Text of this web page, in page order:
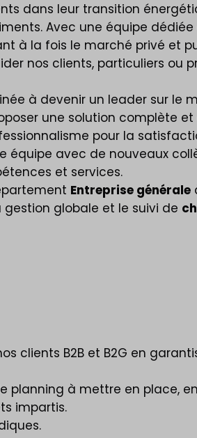
dans leur transition
Avec une équipe dédiée
à la fois le marché privé et
nos clients, particuliers ou
à devenir un leader sur le
une solution complète
pour la
équipe avec de nouveaux
et services.
Entreprise générale
gestion globale et le suivi de
clients B2B et B2G en
planning à mettre en place,
impartis.